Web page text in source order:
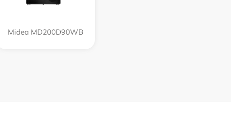
Midea MD200D90WB